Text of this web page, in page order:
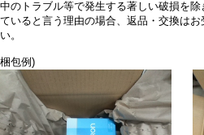
中のトラブル等で発生する著しい破損を
ていると言う理由の場合、返品・交換は
い。
梱包例)